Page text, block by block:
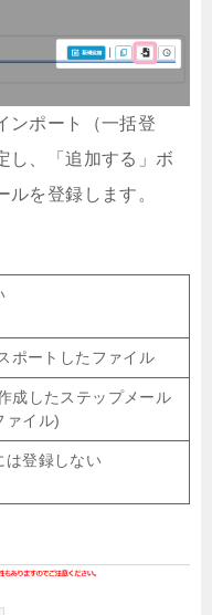
ンポート（一括登
し、「追加する」ボ
を登録します。
ポートしたファイル
成したステップメール
ァイル)
は登録しない